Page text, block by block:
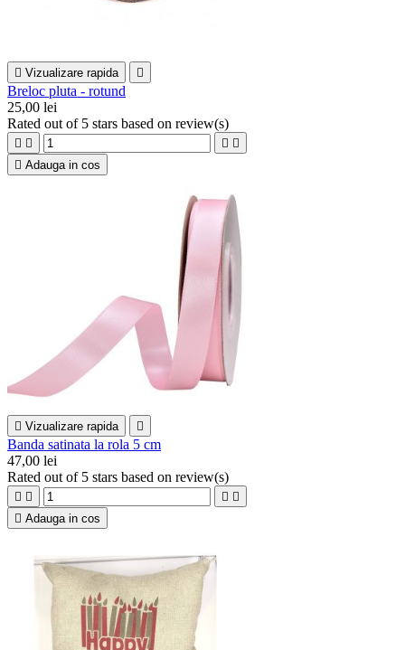
 Vizualizare rapida 
Breloc pluta - rotund
25,00 lei
Rated out of 5 stars based on review(s)
   
 Adauga in cos
 Vizualizare rapida 
Banda satinata la rola 5 cm
47,00 lei
Rated out of 5 stars based on review(s)
   
 Adauga in cos